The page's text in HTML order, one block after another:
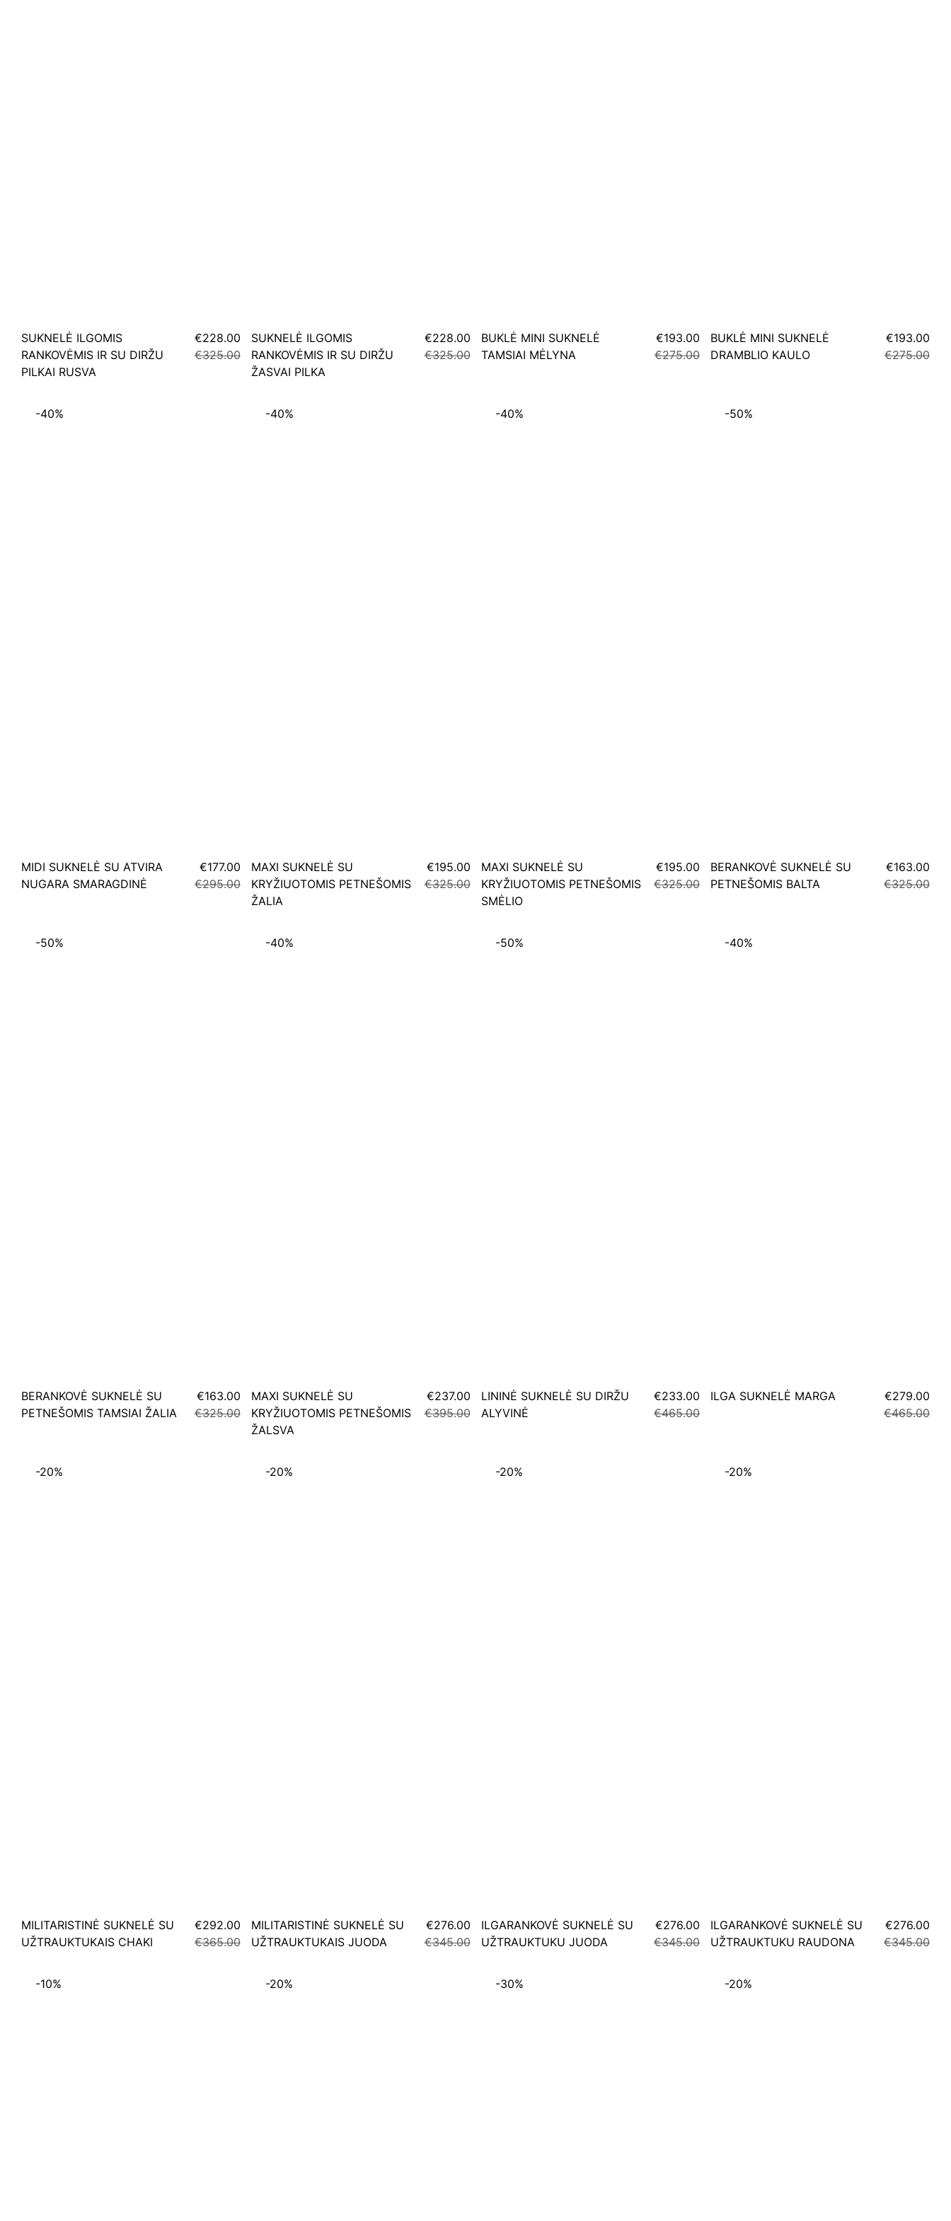
SUKNELĖ ILGOMIS
RANKOVĖMIS IR SU DIRŽU
PILKAI RUSVA
€228.00
€325.00
SUKNELĖ ILGOMIS
RANKOVĖMIS IR SU DIRŽU
ŽASVAI PILKA
€228.00
€325.00
BUKLĖ MINI SUKNELĖ
TAMSIAI MĖLYNA
€193.00
€275.00
BUKLĖ MINI SUKNELĖ
DRAMBLIO KAULO
€193.00
€275.00
-40%
MIDI SUKNELĖ SU ATVIRA
NUGARA SMARAGDINĖ
€177.00
€295.00
-40%
MAXI SUKNELĖ SU
KRYŽIUOTOMIS PETNEŠOMIS
ŽALIA
€195.00
€325.00
-40%
MAXI SUKNELĖ SU
KRYŽIUOTOMIS PETNEŠOMIS
SMĖLIO
€195.00
€325.00
-50%
BERANKOVĖ SUKNELĖ SU
PETNEŠOMIS BALTA
€163.00
€325.00
-50%
BERANKOVĖ SUKNELĖ SU
PETNEŠOMIS TAMSIAI ŽALIA
€163.00
€325.00
-40%
MAXI SUKNELĖ SU
KRYŽIUOTOMIS PETNEŠOMIS
ŽALSVA
€237.00
€395.00
-50%
LININĖ SUKNELĖ SU DIRŽU
ALYVINĖ
€233.00
€465.00
-40%
ILGA SUKNELĖ MARGA
€279.00
€465.00
-20%
MILITARISTINĖ SUKNELĖ SU
UŽTRAUKTUKAIS CHAKI
€292.00
€365.00
-20%
MILITARISTINĖ SUKNELĖ SU
UŽTRAUKTUKAIS JUODA
€276.00
€345.00
-20%
ILGARANKOVĖ SUKNELĖ SU
UŽTRAUKTUKU JUODA
€276.00
€345.00
-20%
ILGARANKOVĖ SUKNELĖ SU
UŽTRAUKTUKU RAUDONA
€276.00
€345.00
-10% -20% -30% -20%